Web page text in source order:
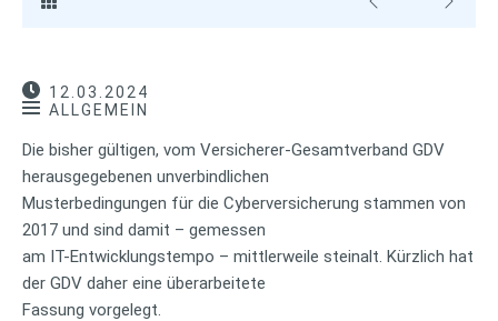
12.03.2024
ALLGEMEIN
Die bisher gültigen, vom Versicherer-Gesamtverband GDV
herausgegebenen unverbindlichen
Musterbedingungen für die Cyberversicherung stammen von
2017 und sind damit – gemessen
am IT-Entwicklungstempo – mittlerweile steinalt. Kürzlich hat
der GDV daher eine überarbeitete
Fassung vorgelegt.